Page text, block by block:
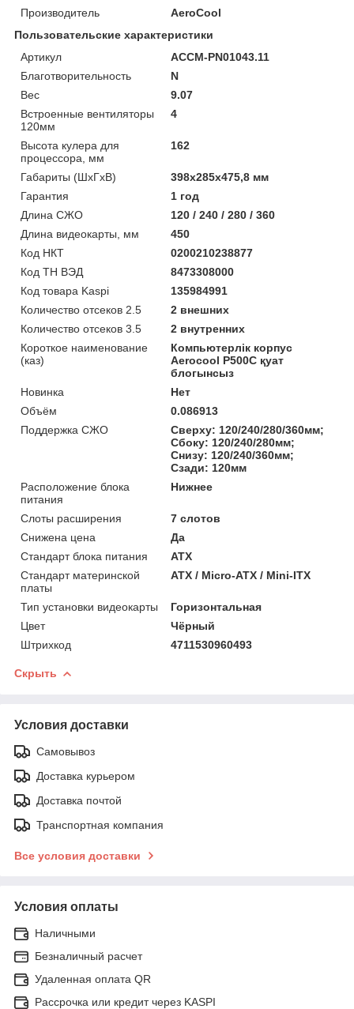
Производитель
AeroCool
Пользовательские характеристики
Артикул
ACCM-PN01043.11
Благотворительность
N
Вес
9.07
Встроенные вентиляторы
120мм
4
Высота кулера для
процессора, мм
162
Габариты (ШхГхВ)
398x285x475,8 мм
Гарантия
1 год
Длина СЖО
120 / 240 / 280 / 360
Длина видеокарты, мм
450
Код НКТ
0200210238877
Код ТН ВЭД
8473308000
Код товара Kaspi
135984991
Количество отсеков 2.5
2 внешних
Количество отсеков 3.5
2 внутренних
Короткое наименование
(каз)
Компьютерлік корпус
Aerocool P500C қуат
блогынсыз
Новинка
Нет
Объём
0.086913
Поддержка СЖО
Сверху: 120/240/280/360мм;
Сбоку: 120/240/280мм;
Снизу: 120/240/360мм;
Сзади: 120мм
Расположение блока
питания
Нижнее
Слоты расширения
7 слотов
Снижена цена
Да
Стандарт блока питания
ATX
Стандарт материнской
платы
ATX / Micro-ATX / Mini-ITX
Тип установки видеокарты
Горизонтальная
Цвет
Чёрный
Штрихкод
4711530960493
Скрыть
Условия доставки
Самовывоз
Доставка курьером
Доставка почтой
Транспортная компания
Все условия доставки
Условия оплаты
Наличными
Безналичный расчет
Удаленная оплата QR
Рассрочка или кредит через KASPI